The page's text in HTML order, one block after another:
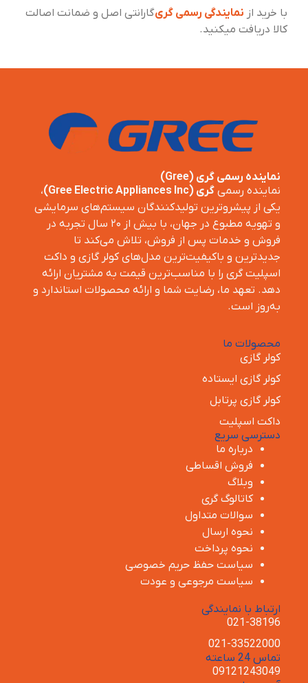
با خرید از نمایندگی رسمی گریگارانتی اصل و ضمانت اصالت
کالا دریافت میکنید.
نماینده رسمی گری (Gree)
نماینده رسمی گری (Gree Electric Appliances Inc)
،
یکی از پیشروترین تولیدکنندگان سیستم‌های سرمایشی
و تهویه مطبوع در جهان، با بیش از ۲۰ سال تجربه در
فروش و خدمات پس از فروش، تلاش می‌کند تا
جدیدترین و باکیفیت‌ترین مدل‌های کولر گازی و داکت
اسپلیت گری را با مناسب‌ترین قیمت به مشتریان ارائه
دهد. تعهد ما، رضایت شما و ارائه محصولات استاندارد و
به‌روز است.
محصولات ما
کولر گازی
کولر گازی ایستاده
کولر گازی پرتابل
داکت اسپلیت
دسترسی سریع
درباره ما
فروش اقساطی
وبلاگ
کاتالوگ گری
سوالات متداول
نحوه ارسال
نحوه پرداخت
سیاست حفظ حریم خصوصی
سیاست مرجوعی و عودت
ارتباط با نمایندگی
021-38196
021-33522000
تماس 24 ساعته
09121243049